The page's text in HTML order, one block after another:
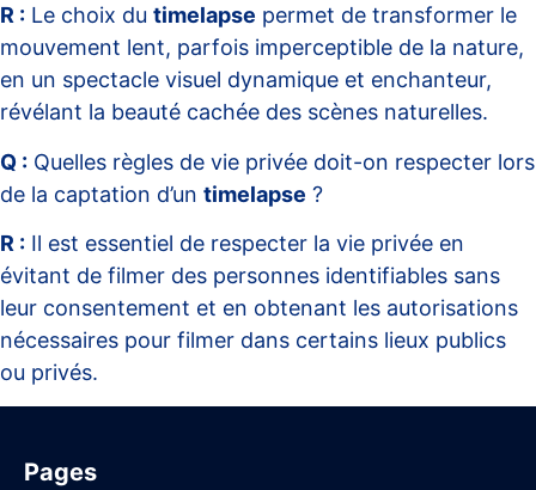
R : Le choix du timelapse permet de transformer le
mouvement lent, parfois imperceptible de la nature,
en un spectacle visuel dynamique et enchanteur,
révélant la beauté cachée des scènes naturelles.
Q : Quelles règles de vie privée doit-on respecter lors
de la captation d’un timelapse ?
R : Il est essentiel de respecter la vie privée en
évitant de filmer des personnes identifiables sans
leur consentement et en obtenant les autorisations
nécessaires pour filmer dans certains lieux publics
ou privés.
Pages